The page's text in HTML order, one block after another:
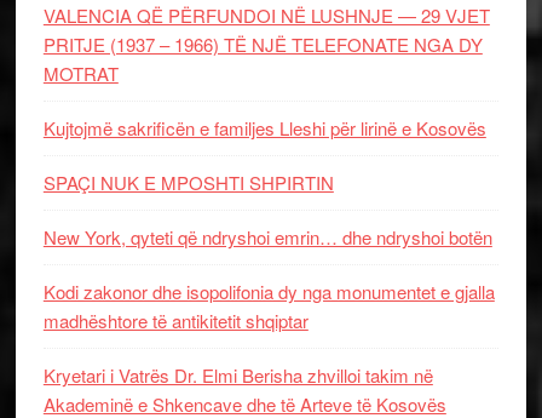
VALENCIA QË PËRFUNDOI NË LUSHNJE — 29 VJET
PRITJE (1937 – 1966) TË NJË TELEFONATE NGA DY
MOTRAT
Kujtojmë sakrificën e familjes Lleshi për lirinë e Kosovës
SPAÇI NUK E MPOSHTI SHPIRTIN
New York, qyteti që ndryshoi emrin… dhe ndryshoi botën
Kodi zakonor dhe isopolifonia dy nga monumentet e gjalla
madhështore të antikitetit shqiptar
Kryetari i Vatrës Dr. Elmi Berisha zhvilloi takim në
Akademinë e Shkencave dhe të Arteve të Kosovës